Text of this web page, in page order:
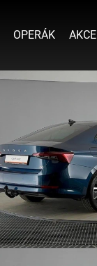
OPERÁK AKCE